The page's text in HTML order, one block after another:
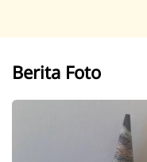
Berita Foto